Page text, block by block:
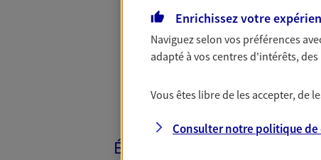
ÉPARGNE ET RETRAITE
Enrichissez votre
Naviguez selon vos préférences
adapté à vos centres d'intérêts,
Vous êtes libre de les accepter, de
Consulter notre politique de